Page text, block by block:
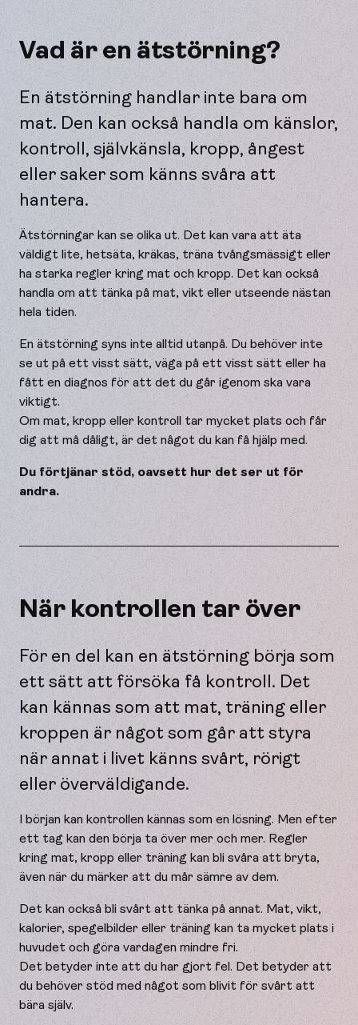
Vad är en ätstörning?
En ätstörning handlar inte bara om
mat. Den kan också handla om känslor,
kontroll, självkänsla, kropp, ångest
eller saker som känns svåra att
hantera.
Ätstörningar kan se olika ut. Det kan vara att äta
väldigt lite, hetsäta, kräkas, träna tvångsmässigt eller
ha starka regler kring mat och kropp. Det kan också
handla om att tänka på mat, vikt eller utseende nästan
hela tiden.
En ätstörning syns inte alltid utanpå. Du behöver inte
se ut på ett visst sätt, väga på ett visst sätt eller ha
fått en diagnos för att det du går igenom ska vara
viktigt.
Om mat, kropp eller kontroll tar mycket plats och får
dig att må dåligt, är det något du kan få hjälp med.
Du förtjänar stöd, oavsett hur det ser ut för
andra.
När kontrollen tar över
För en del kan en ätstörning börja som
ett sätt att försöka få kontroll. Det
kan kännas som att mat, träning eller
kroppen är något som går att styra
när annat i livet känns svårt, rörigt
eller överväldigande.
I början kan kontrollen kännas som en lösning. Men efter
ett tag kan den börja ta över mer och mer. Regler
kring mat, kropp eller träning kan bli svåra att bryta,
även när du märker att du mår sämre av dem.
Det kan också bli svårt att tänka på annat. Mat, vikt,
kalorier, spegelbilder eller träning kan ta mycket plats i
huvudet och göra vardagen mindre fri.
Det betyder inte att du har gjort fel. Det betyder att
du behöver stöd med något som blivit för svårt att
bära själv.